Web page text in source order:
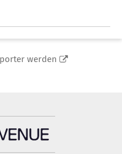
werden